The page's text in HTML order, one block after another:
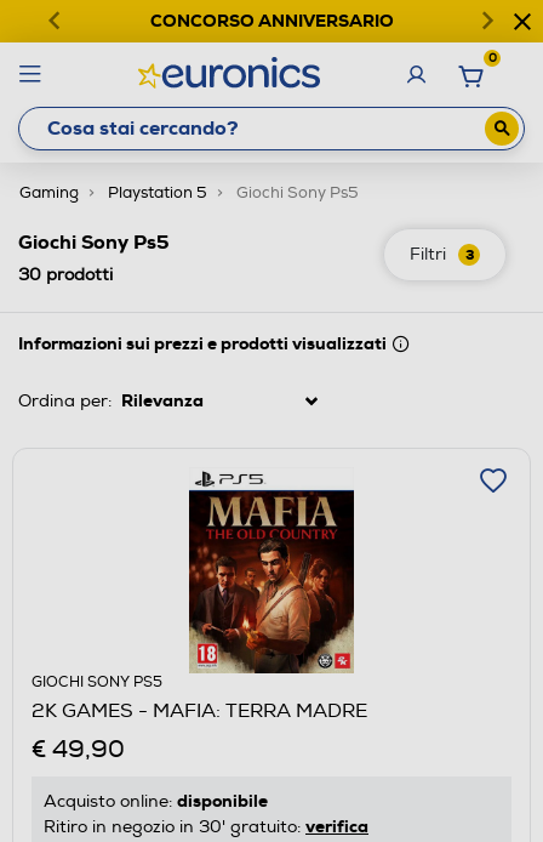
CONCORSO ANNIVERSARIO
0
Gaming Playstation 5 Giochi Sony Ps5
Filtri 3
Giochi Sony Ps5
30 prodotti
Informazioni sui prezzi e prodotti visualizzati
Ordina per:
GIOCHI SONY PS5
2K GAMES - MAFIA: TERRA MADRE
€ 49,90
Acquisto online: disponibile
Ritiro in negozio in 30' gratuito: verifica